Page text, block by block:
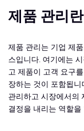
제품 관리
제품 관리는 기업 제
스입니다. 여기에는
고 제품이 고객 요구
장하는 것이 포함됩
관리하고 시장에서의
결정을 내리는 역할을